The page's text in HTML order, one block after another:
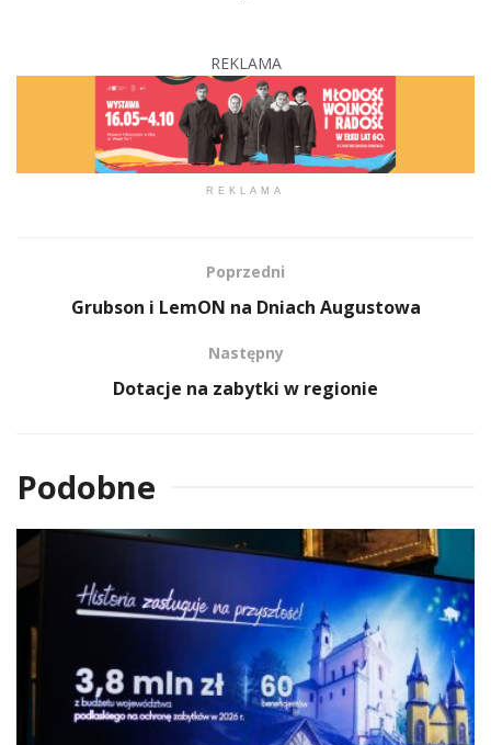
REKLAMA
REKLAMA
Poprzedni
Grubson i LemON na Dniach Augustowa
Następny
Dotacje na zabytki w regionie
Podobne